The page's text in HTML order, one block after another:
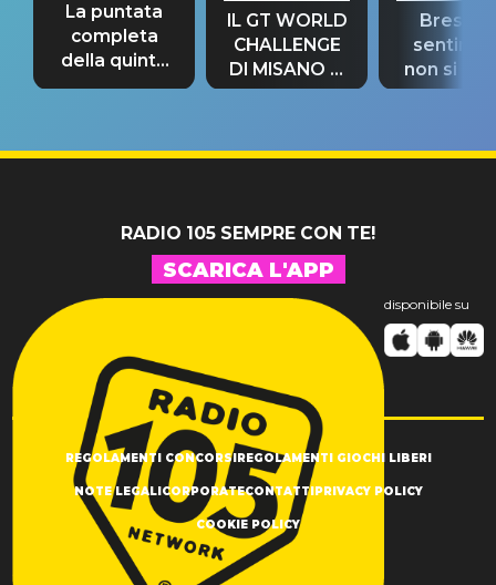
La puntata
completa
della quinta
tappa
IL GT WORLD
CHALLENGE
DI MISANO si
riconferma
Bresh:
non si
fino alla
RADIO 105 SEMPRE CON TE!
SCARICA L'APP
disponibile su
REGOLAMENTI CONCORSI REGOLAMENTI GIOCHI LIBERI
NOTE LEGALI CORPORATECONTATTI PRIVACY POLICY
COOKIE POLICY